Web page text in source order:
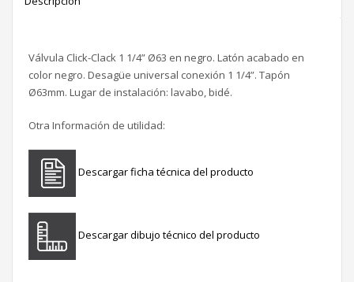
Válvula Click-Clack 1 1/4” Ø63 en negro. Latón acabado en
color negro. Desagüe universal conexión 1 1/4”. Tapón
Ø63mm. Lugar de instalación: lavabo, bidé.
Otra Información de utilidad:
Descargar ficha técnica del producto
Descargar dibujo técnico del producto